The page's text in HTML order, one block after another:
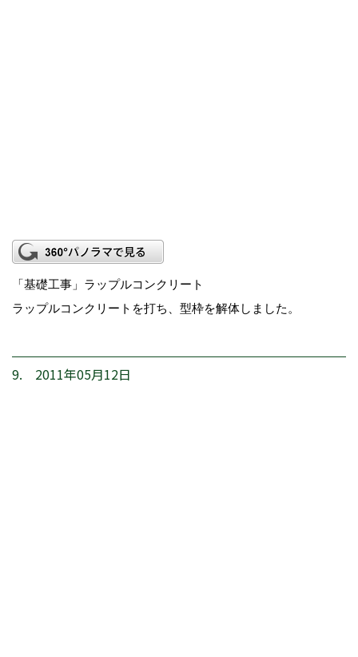
「基礎工事」ラップルコンクリート
ラップルコンクリートを打ち、型枠を解体しました。
9. 2011年05月12日